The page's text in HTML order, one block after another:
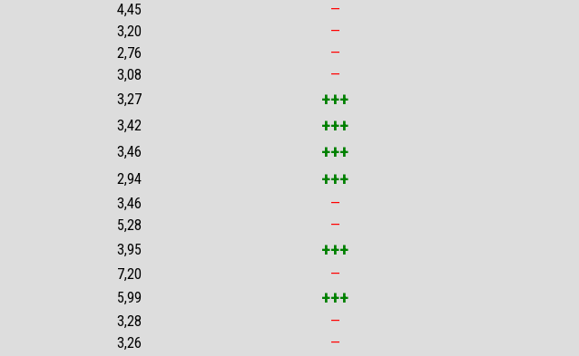
4,45
—
3,20
—
2,76
—
3,08
—
3,27 +++
3,42 +++
3,46 +++
2,94 +++
3,46
—
5,28
—
3,95 +++
7,20
—
5,99 +++
3,28
—
3,26
—